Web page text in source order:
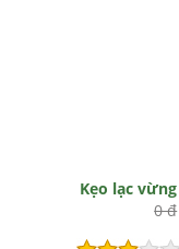
Kẹo lạc vừng
0 đ